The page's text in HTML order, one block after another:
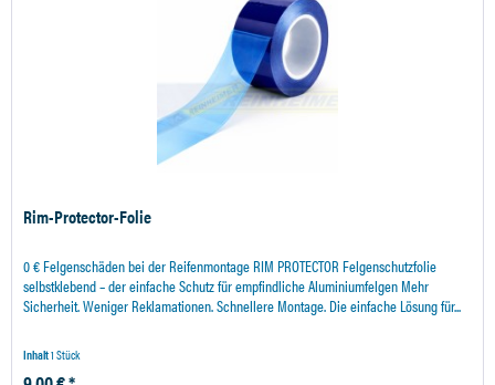
Rim-Protector-Folie
0 € Felgenschäden bei der Reifenmontage RIM PROTECTOR Felgenschutzfolie
selbstklebend – der einfache Schutz für empfindliche Aluminiumfelgen Mehr
Sicherheit. Weniger Reklamationen. Schnellere Montage. Die einfache Lösung für...
Inhalt1 Stück